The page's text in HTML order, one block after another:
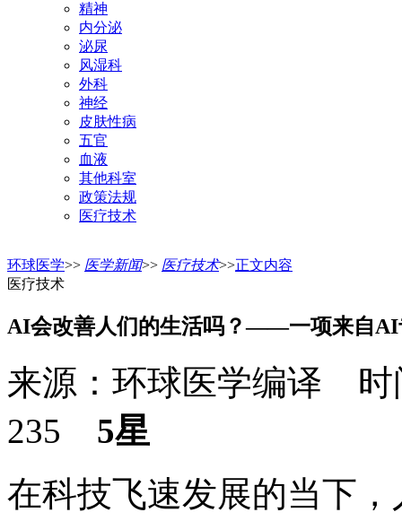
精神
内分泌
泌尿
风湿科
外科
神经
皮肤性病
五官
血液
其他科室
政策法规
医疗技术
环球医学>> 医学新闻>> 医疗技术>>正文内容
医疗技术
AI会改善人们的生活吗？——一项来自AI
来源：环球医学编译 时
235 5星
在科技飞速发展的当下